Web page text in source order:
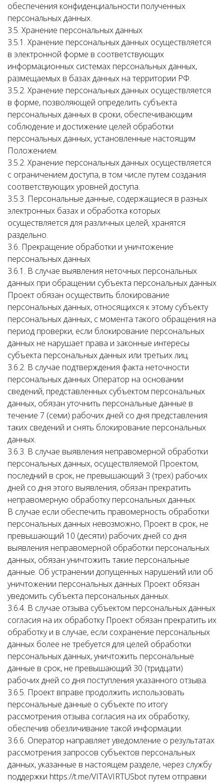
обеспечения конфиденциальности полученных
персональных данных.
3.5. Хранение персональных данных
3.5.1. Хранение персональных данных осуществляется
в электронной форме в соответствующих
информационных системах персональных данных,
размещаемых в базах данных на территории РФ.
3.5.2. Хранение персональных данных осуществляется
в форме, позволяющей определить субъекта
персональных данных в сроки, обеспечивающим
соблюдение и достижение целей обработки
персональных данных, установленные настоящим
Положением.
3.5.2. Хранение персональных данных осуществляется
с ограничением доступа, в том числе путем создания
соответствующих уровней доступа.
3.5.3. Персональные данные, содержащиеся в разных
электронных базах и обработка которых
осуществляется для различных целей, хранятся
раздельно.
3.6. Прекращение обработки и уничтожение
персональных данных
3.6.1. В случае выявления неточных персональных
данных при обращении субъекта персональных данных
Проект обязан осуществить блокирование
персональных данных, относящихся к этому субъекту
персональных данных, с момента такого обращения на
период проверки, если блокирование персональных
данных не нарушает права и законные интересы
субъекта персональных данных или третьих лиц.
3.6.2. В случае подтверждения факта неточности
персональных данных Оператор на основании
сведений, представленных субъектом персональных
данных, обязан уточнить персональные данные в
течение 7 (семи) рабочих дней со дня представления
таких сведений и снять блокирование персональных
данных.
3.6.3. В случае выявления неправомерной обработки
персональных данных, осуществляемой Проектом,
последний в срок, не превышающий 3 (трех) рабочих
дней со дня этого выявления, обязан прекратить
неправомерную обработку персональных данных.
В случае если обеспечить правомерность обработки
персональных данных невозможно, Проект в срок, не
превышающий 10 (десяти) рабочих дней со дня
выявления неправомерной обработки персональных
данных, обязан уничтожить такие персональные
данные. Об устранении допущенных нарушений или об
уничтожении персональных данных Проект обязан
уведомить субъекта персональных данных.
3.6.4. В случае отзыва субъектом персональных данных
согласия на их обработку Проект обязан прекратить их
обработку и в случае, если сохранение персональных
данных более не требуется для целей обработки
персональных данных, уничтожить персональные
данные в срок, не превышающий 30 (тридцати)
рабочих дней со дня поступления указанного отзыва.
3.6.5. Проект вправе продолжить использовать
персональные данные о субъекте по итогу
рассмотрения отзыва согласия на их обработку,
обеспечив обезличивание такой информации.
3.6.6. Оператор направляет уведомление о результатах
рассмотрения запросов субъектов персональных
данных, указанные в настоящем разделе, через службу
поддержки https://t.me/VITAVIRTUSbot путем отправки